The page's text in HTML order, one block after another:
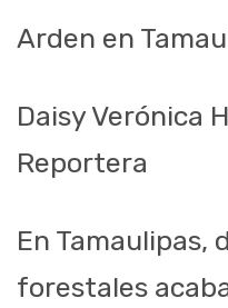
Arden en
Daisy Verónica
Reportera
En Tamaulipas,
forestales